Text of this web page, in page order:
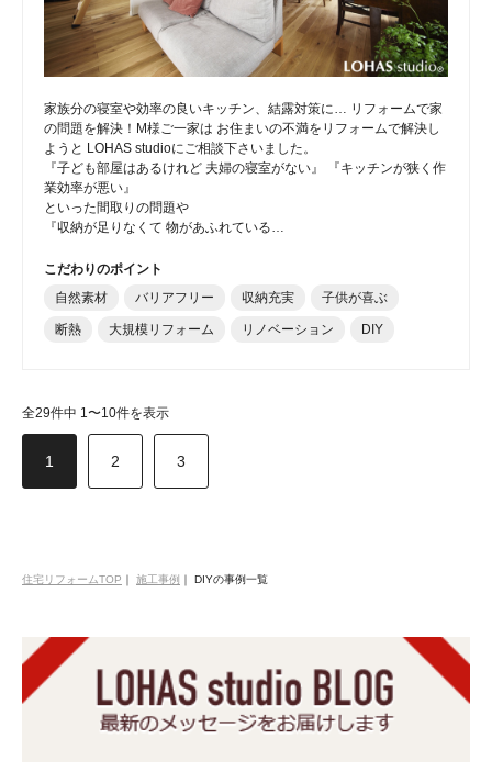
家族分の寝室や効率の良いキッチン、結露対策に… リフォームで家
の問題を解決！M様ご一家は お住まいの不満をリフォームで解決し
ようと LOHAS studioにご相談下さいました。
『子ども部屋はあるけれど 夫婦の寝室がない』 『キッチンが狭く作
業効率が悪い』
といった間取りの問題や
『収納が足りなくて 物があふれている…
こだわりのポイント
自然素材
バリアフリー 収納充実 子供が喜ぶ
断熱 大規模リフォーム リノベーション DIY
全29件中 1〜10件を表示
1 2 3
住宅リフォームTOP ｜ 施工事例 ｜ DIYの事例一覧